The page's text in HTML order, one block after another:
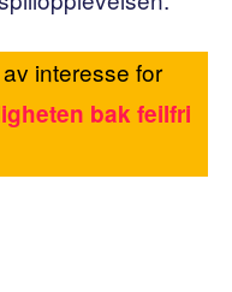
interesse for
bak feilfri